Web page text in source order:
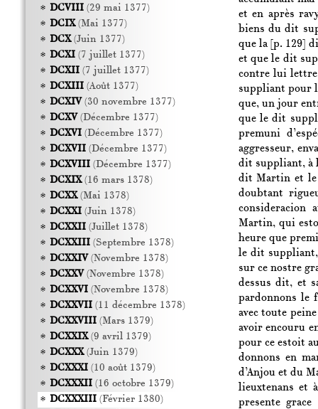
et en après
biens du dit
que la [p. 129]
et que le dit
contre lui
suppliant pour
que, un jour
que le dit
premuni
aggresseur,
dit suppliant, à
dit Martin et le
doubtant
consideracion
Martin, qui
heure que
le dit
sur ce nostre
dessus dit, et
pardonnons le
avec toute
avoir encouru
pour ce estoit
donnons en
d’Anjou et du
lieuxtenans et
presente
DCVIII(29 mai 1377)
DCIX(Mai 1377)
DCX(Juin 1377)
DCXI(7 juillet 1377)
DCXII(7 juillet 1377)
DCXIII(Août 1377)
DCXIV(30 novembre 1377)
DCXV(Décembre 1377)
DCXVI(Décembre 1377)
DCXVII(Décembre 1377)
DCXVIII(Décembre 1377)
DCXIX(16 mars 1378)
DCXX(Mai 1378)
DCXXI(Juin 1378)
DCXXII(Juillet 1378)
DCXXIII(Septembre 1378)
DCXXIV(Novembre 1378)
DCXXV(Novembre 1378)
DCXXVI(Novembre 1378)
DCXXVII(11 décembre 1378)
DCXXVIII(Mars 1379)
DCXXIX(9 avril 1379)
DCXXX(Juin 1379)
DCXXXI(10 août 1379)
DCXXXII(16 octobre 1379)
DCXXXIII(Février 1380)